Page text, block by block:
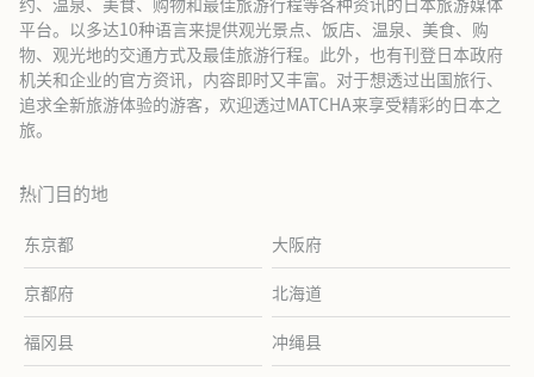
平台。以多达10种语言来提供观光景点、饭店、温泉、美食、购
物、观光地的交通方式及最佳旅游行程。此外，也有刊登日本政府
机关和企业的官方资讯，内容即时又丰富。对于想透过出国旅行、
追求全新旅游体验的游客，欢迎透过MATCHA来享受精彩的日本之
旅。
热门目的地
东京都 大阪府
京都府 北海道
福冈县 冲绳县